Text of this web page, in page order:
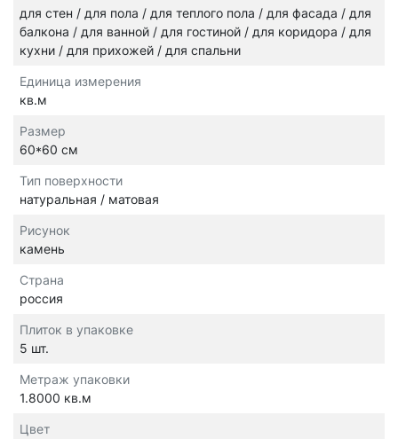
для стен / для пола / для теплого пола / для фасада / для
балкона / для ванной / для гостиной / для коридора / для
кухни / для прихожей / для спальни
Единица измерения
кв.м
Размер
60*60 см
Тип поверхности
натуральная / матовая
Рисунок
камень
Страна
россия
Плиток в упаковке
5 шт.
Метраж упаковки
1.8000 кв.м
Цвет